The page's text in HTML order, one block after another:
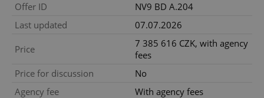
Offer ID
NV9 BD A.204
Last updated
07.07.2026
Price
7 385 616 CZK, with agency
fees
Price for discussion
No
Agency fee
With agency fees